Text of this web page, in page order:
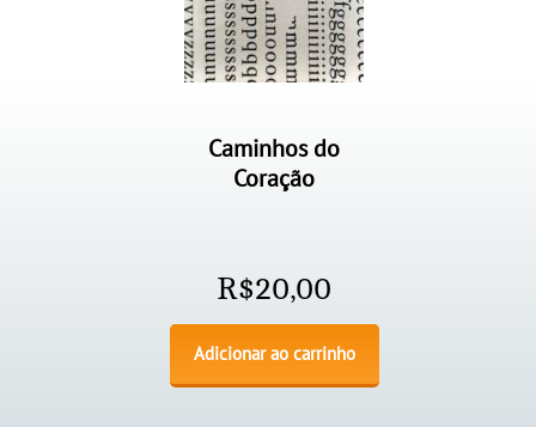
Caminhos do
Coração
R$20,00
Adicionar ao carrinho